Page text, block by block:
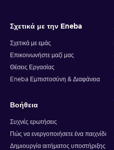
Σχετικά με την Eneba
Σχετικά με εμάς
Επικοινωνήστε μαζί μας
Θέσεις Εργασίας
Eneba Εμπιστοσύνη & Διαφάνεια
Βοήθεια
Συχνές ερωτήσεις
Πώς να ενεργοποιήσετε ένα παιχνίδι
Δημιουργία αιτήματος υποστήριξης